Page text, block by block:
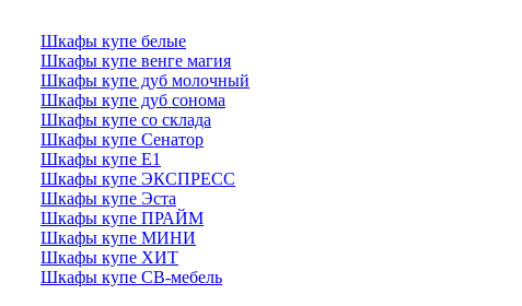
Шкафы купе белые
Шкафы купе венге магия
Шкафы купе дуб молочный
Шкафы купе дуб сонома
Шкафы купе со склада
Шкафы купе Сенатор
Шкафы купе Е1
Шкафы купе ЭКСПРЕСС
Шкафы купе Эста
Шкафы купе ПРАЙМ
Шкафы купе МИНИ
Шкафы купе ХИТ
Шкафы купе СВ-мебель